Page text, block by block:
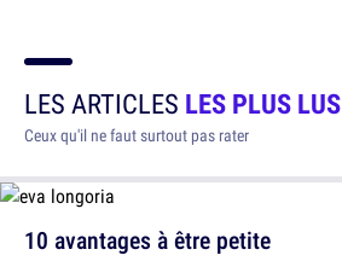
LES ARTICLES LES PLUS LUS
Ceux qu'il ne faut surtout pas rater
10 avantages à être petite